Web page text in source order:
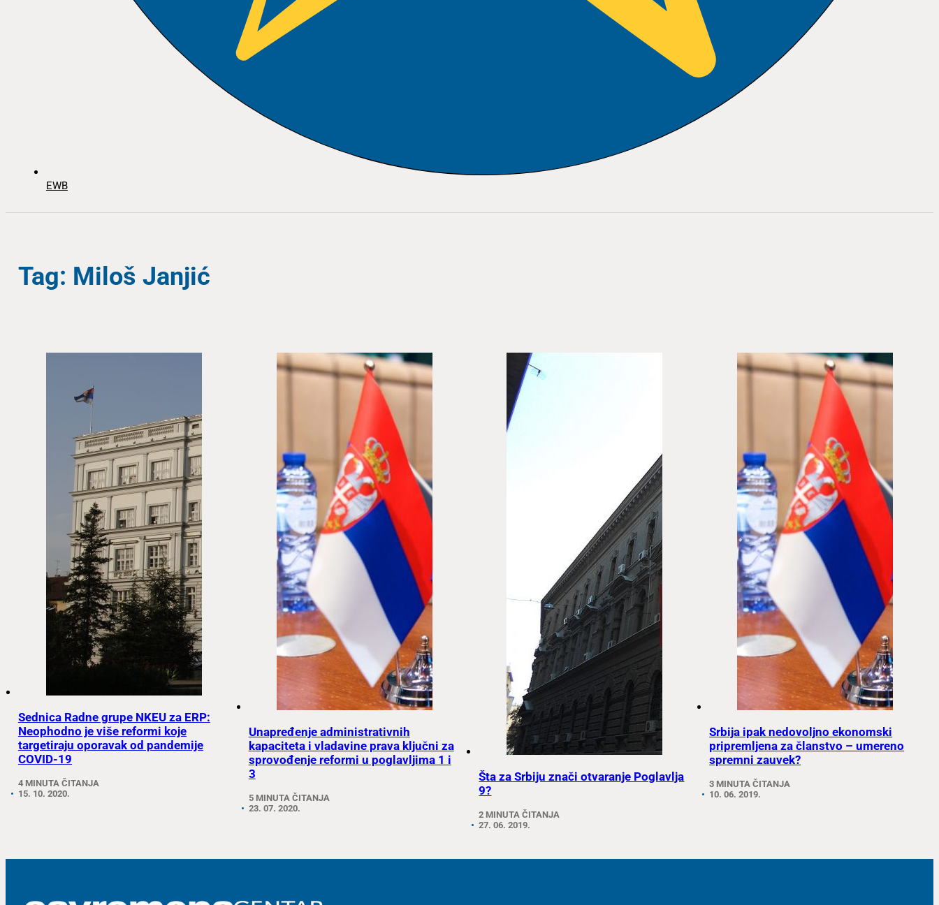
EWB
Tag: Miloš Janjić
Sednica Radne grupe NKEU za ERP:
Neophodno je više reformi koje
targetiraju oporavak od pandemije
COVID-19
4 MINUTA ČITANJA
15. 10. 2020.
Unapređenje administrativnih
kapaciteta i vladavine prava ključni za
sprovođenje reformi u poglavljima 1 i
3
5 MINUTA ČITANJA
23. 07. 2020.
Šta za Srbiju znači otvaranje Poglavlja
9?
2 MINUTA ČITANJA
27. 06. 2019.
Srbija ipak nedovoljno ekonomski
pripremljena za članstvo – umereno
spremni zauvek?
3 MINUTA ČITANJA
10. 06. 2019.